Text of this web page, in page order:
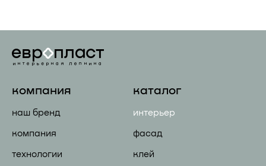
компания
наш бренд
компания
технологии
каталог
интерьер
фасад
клей